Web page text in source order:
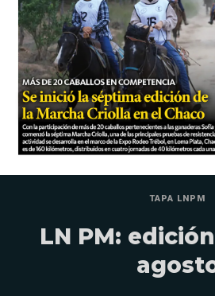
TAPA LNPM
LN PM: